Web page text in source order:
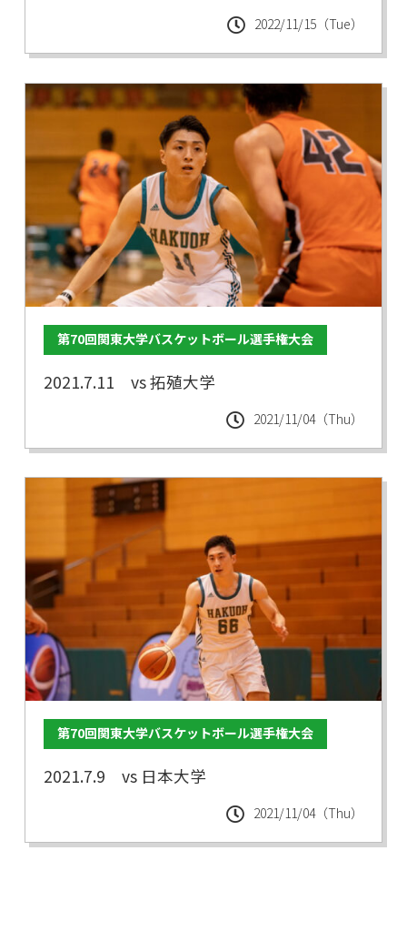
2022/11/15（Tue）
第70回関東大学バスケットボール選手権大会
2021.7.11 vs 拓殖大学
2021/11/04（Thu）
第70回関東大学バスケットボール選手権大会
2021.7.9 vs 日本大学
2021/11/04（Thu）